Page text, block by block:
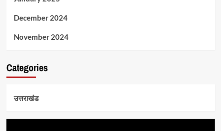
December 2024
November 2024
Categories
उत्तराखंड